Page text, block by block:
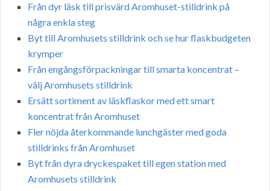
Från dyr läsk till prisvärd Aromhuset-stilldrink på
några enkla steg
Byt till Aromhusets stilldrink och se hur flaskbudgeten
krymper
Från engångsförpackningar till smarta koncentrat –
välj Aromhusets stilldrink
Ersätt sortiment av läskflaskor med ett smart
koncentrat från Aromhuset
Fler nöjda återkommande lunchgäster med goda
stilldrinks från Aromhuset
Byt från dyra dryckespaket till egen station med
Aromhusets stilldrink